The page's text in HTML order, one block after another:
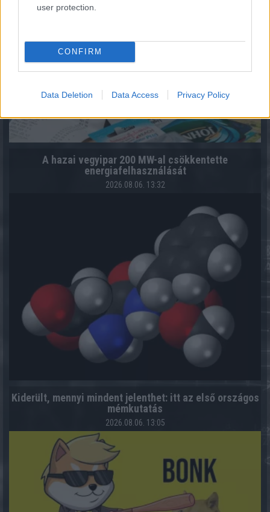
user protection.
CONFIRM
Data Deletion Data Access Privacy Policy
A hazai vegyipar 200 MW-al csökkentette
energiafelhasználását
2026.08.06. 13:32
Kiderült, mennyi mindent jelenthet: itt az első országos
mémkutatás
2026.08.06. 13:05